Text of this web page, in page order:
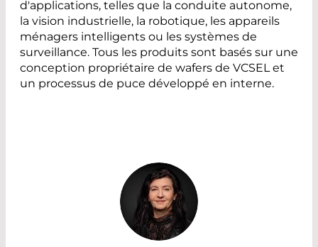
d'applications, telles que la conduite autonome,
la vision industrielle, la robotique, les appareils
ménagers intelligents ou les systèmes de
surveillance. Tous les produits sont basés sur une
conception propriétaire de wafers de VCSEL et
un processus de puce développé en interne.